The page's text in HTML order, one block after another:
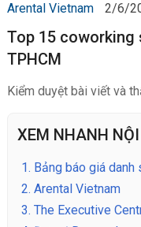
Arental Vietnam 2/6/
Top 15 coworking
TPHCM
Kiểm duyệt bài viết và
XEM NHANH NỘI
1. Bảng báo giá danh
2. Arental Vietnam
3. The Executive